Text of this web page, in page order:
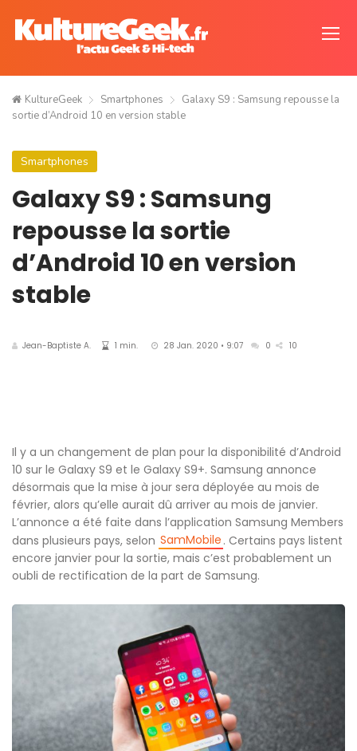
KultureGeek Smartphones
Galaxy S9 : Samsung repousse la
sortie d’Android 10 en version stable
Smartphones
Galaxy S9 : Samsung
repousse la sortie
d’Android 10 en version
stable
Jean-Baptiste A. 1 min. 28 Jan. 2020 • 9:07 0 10
Il y a un changement de plan pour la disponibilité d’Android
10 sur le Galaxy S9 et le Galaxy S9+. Samsung annonce
désormais que la mise à jour sera déployée au mois de
février, alors qu’elle aurait dû arriver au mois de janvier.
L’annonce a été faite dans l’application Samsung Members
dans plusieurs pays, selon SamMobile . Certains pays listent
encore janvier pour la sortie, mais c’est probablement un
oubli de rectification de la part de Samsung.